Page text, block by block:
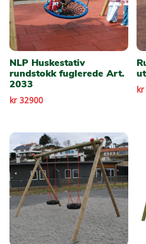
NLP Huskestativ
rundstokk fuglerede Art.
2033
kr 32900